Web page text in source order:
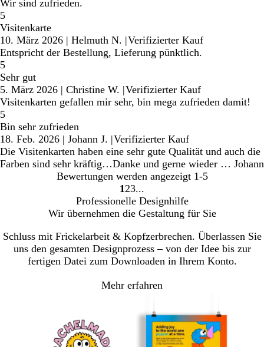
Wir sind zufrieden.
5
Visitenkarte
10. März 2026 | Helmuth N. |Verifizierter Kauf
Entspricht der Bestellung, Lieferung pünktlich.
5
Sehr gut
5. März 2026 | Christine W. |Verifizierter Kauf
Visitenkarten gefallen mir sehr, bin mega zufrieden damit!
5
Bin sehr zufrieden
18. Feb. 2026 | Johann J. |Verifizierter Kauf
Die Visitenkarten haben eine sehr gute Qualität und auch die
Farben sind sehr kräftig…Danke und gerne wieder … Johann
Bewertungen werden angezeigt 1-5
Gehe
zu
Seite
1
1 Gehe
zu
Seite
2
2 Gehe
zu
Seite
3
Professionelle Designhilfe
Wir übernehmen die Gestaltung für Sie
Schluss mit Frickelarbeit & Kopfzerbrechen. Überlassen Sie
uns den gesamten Designprozess – von der Idee bis zur
fertigen Datei zum Downloaden in Ihrem Konto.
Mehr erfahren